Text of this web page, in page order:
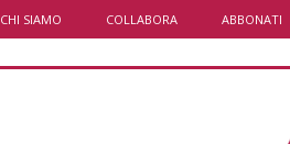
CHI SIAMO COLLABORA ABBONATI